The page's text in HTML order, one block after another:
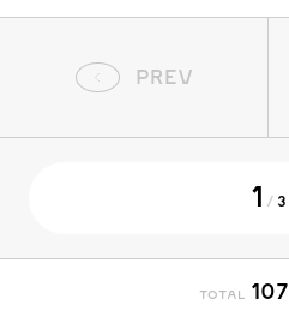
PREV
1 / 3
TOTAL 107